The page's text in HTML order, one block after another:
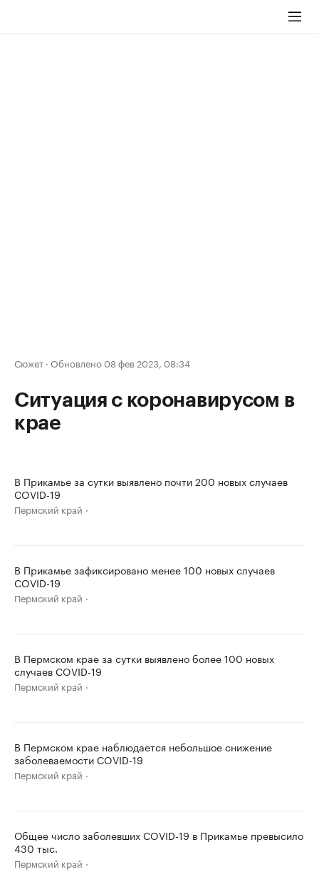
Сюжет · Обновлено 08 фев 2023, 08:34
Ситуация с коронавирусом в
крае
В Прикамье за сутки выявлено почти 200 новых случаев
COVID-19
Пермский край
В Прикамье зафиксировано менее 100 новых случаев
COVID-19
Пермский край
В Пермском крае за сутки выявлено более 100 новых
случаев COVID-19
Пермский край
В Пермском крае наблюдается небольшое снижение
заболеваемости COVID-19
Пермский край
Общее число заболевших COVID-19 в Прикамье превысило
430 тыс.
Пермский край